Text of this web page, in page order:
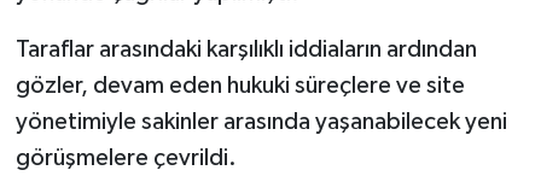
Taraflar arasındaki karşılıklı iddiaların ardından
gözler, devam eden hukuki süreçlere ve site
yönetimiyle sakinler arasında yaşanabilecek yeni
görüşmelere çevrildi.